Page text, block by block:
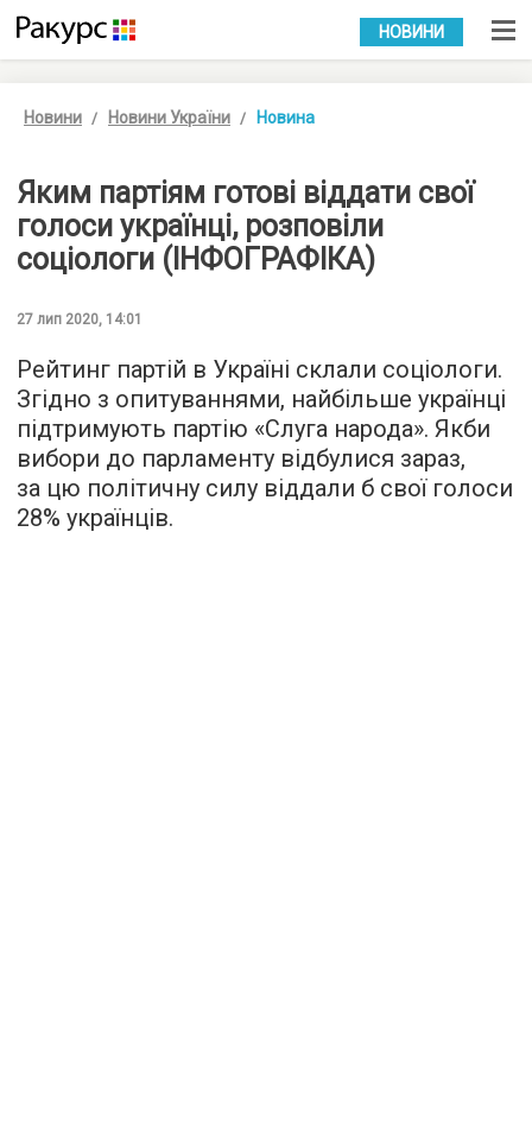
УКР РУС
НОВИНИ
Новини Новини України Новина
Яким партіям готові віддати свої
голоси українці, розповіли
соціологи (ІНФОГРАФІКА)
27 лип 2020, 14:01
Рейтинг партій в Україні склали соціологи.
Згідно з опитуваннями, найбільше українці
підтримують партію «Слуга народа». Якби
вибори до парламенту відбулися зараз,
за цю політичну силу віддали б свої голоси
28% українців.